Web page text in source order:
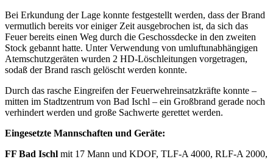
Bei Erkundung der Lage konnte festgestellt werden, dass der Brand
vermutlich bereits vor einiger Zeit ausgebrochen ist, da sich das
Feuer bereits einen Weg durch die Geschossdecke in den zweiten
Stock gebannt hatte. Unter Verwendung von umluftunabhängigen
Atemschutzgeräten wurden 2 HD-Löschleitungen vorgetragen,
sodaß der Brand rasch gelöscht werden konnte.
Durch das rasche Eingreifen der Feuerwehreinsatzkräfte konnte –
mitten im Stadtzentrum von Bad Ischl – ein Großbrand gerade noch
verhindert werden und große Sachwerte gerettet werden.
Eingesetzte Mannschaften und Geräte:
FF Bad Ischl mit 17 Mann und KDOF, TLF-A 4000, RLF-A 2000,